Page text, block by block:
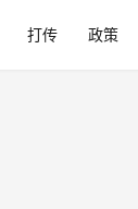
打传 政策